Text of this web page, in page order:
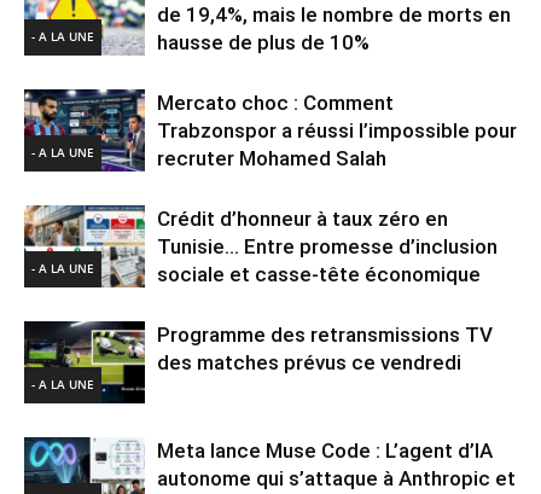
- A LA UNE
de 19,4%, mais le nombre de morts en
hausse de plus de 10%
- A LA UNE
Mercato choc : Comment
Trabzonspor a réussi l’impossible pour
recruter Mohamed Salah
- A LA UNE
Crédit d’honneur à taux zéro en
Tunisie… Entre promesse d’inclusion
sociale et casse-tête économique
- A LA UNE
Programme des retransmissions TV
des matches prévus ce vendredi
Meta lance Muse Code : L’agent d’IA
autonome qui s’attaque à Anthropic et